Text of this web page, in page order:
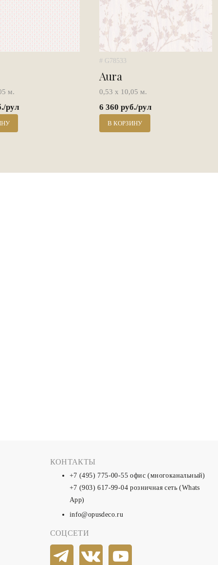
м.
рул
# G78533
Aura
0,53 х 10,05 м.
6 360 руб./рул
В КОРЗИНУ
КОНТАКТЫ
+7 (495) 775-00-55 офис (многоканальный)
+7 (903) 617-99-04 розничная сеть (Whats
App)
info@opusdeco.ru
СОЦСЕТИ